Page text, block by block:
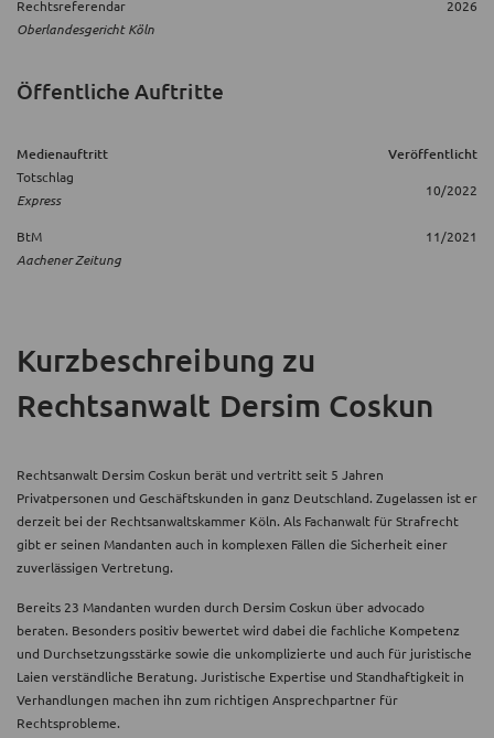
Rechtsreferendar
Oberlandesgericht Köln
2026
Öffentliche Auftritte
Medienauftritt Veröffentlicht
Totschlag
Express
10/2022
BtM
Aachener Zeitung
11/2021
Kurzbeschreibung zu
Rechtsanwalt Dersim Coskun
Rechtsanwalt Dersim Coskun berät und vertritt seit 5 Jahren
Privatpersonen und Geschäftskunden in ganz Deutschland. Zugelassen ist er
derzeit bei der Rechtsanwaltskammer Köln. Als Fachanwalt für Strafrecht
gibt er seinen Mandanten auch in komplexen Fällen die Sicherheit einer
zuverlässigen Vertretung.
Bereits 23 Mandanten wurden durch Dersim Coskun über advocado
beraten. Besonders positiv bewertet wird dabei die fachliche Kompetenz
und Durchsetzungsstärke sowie die unkomplizierte und auch für juristische
Laien verständliche Beratung. Juristische Expertise und Standhaftigkeit in
Verhandlungen machen ihn zum richtigen Ansprechpartner für
Rechtsprobleme.